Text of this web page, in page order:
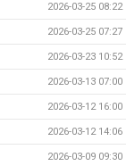
2026-03-25 08:22
2026-03-25 07:27
2026-03-23 10:52
2026-03-13 07:00
2026-03-12 16:00
2026-03-12 14:06
2026-03-09 09:30